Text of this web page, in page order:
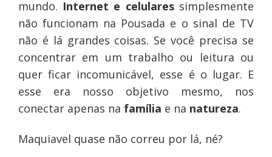
mundo. Internet e celularessimplesmente
não funcionam na Pousada e o sinal de TV
não é lá grandes coisas. Se você precisa se
concentrar em um trabalho ou leitura ou
quer ficar incomunicável, esse é o lugar. E
esse era nosso objetivo mesmo, nos
conectar apenas na família e na natureza.
Maquiavel quase não correu por lá, né?